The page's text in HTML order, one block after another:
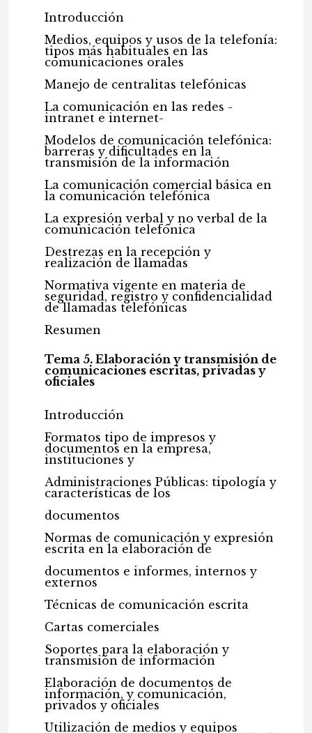
Introducción
Medios, equipos y usos de la telefonía:
tipos más habituales en las
comunicaciones orales
Manejo de centralitas telefónicas
La comunicación en las redes -
intranet e internet-
Modelos de comunicación telefónica:
barreras y dificultades en la
transmisión de la información
La comunicación comercial básica en
la comunicación telefónica
La expresión verbal y no verbal de la
comunicación telefónica
Destrezas en la recepción y
realización de llamadas
Normativa vigente en materia de
seguridad, registro y confidencialidad
de llamadas telefónicas
Resumen
Tema 5. Elaboración y transmisión de
comunicaciones escritas, privadas y
oficiales
Introducción
Formatos tipo de impresos y
documentos en la empresa,
instituciones y
Administraciones Públicas: tipología y
características de los
documentos
Normas de comunicación y expresión
escrita en la elaboración de
documentos e informes, internos y
externos
Técnicas de comunicación escrita
Cartas comerciales
Soportes para la elaboración y
transmisión de información
Elaboración de documentos de
información, y comunicación,
privados y oficiales
Utilización de medios y equipos